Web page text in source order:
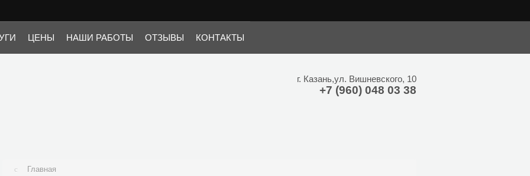
SEOSimple.php on line 25
ЦЕНЫ НАШИ РАБОТЫ ОТЗЫВЫ КОНТАКТЫ
г. Казань,ул. Вишневского, 10
+7 (960) 048 03 38
Главная